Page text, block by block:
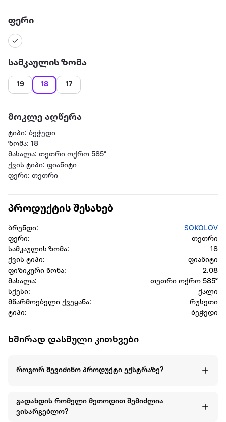
ფერი
სამკაულის ზომა
19 18 17
მოკლე აღწერა
ტიპი: ბეჭედი
ზომა: 18
მასალა: თეთრი ოქრო 585°
ქვის ტიპი: ფიანიტი
ფერი: თეთრი
პროდუქტის შესახებ
ბრენდი:
SOKOLOV
ფერი:
თეთრი
სამკაულის ზომა:
18
ქვის ტიპი:
ფიანიტი
ფიზიკური წონა:
2.08
მასალა:
თეთრი ოქრო 585°
სქესი:
ქალი
მწარმოებელი ქვეყანა:
რუსეთი
ტიპი:
ბეჭედი
ხშირად დასმული კითხვები
როგორ შევიძინო პროდუქტი ექსტრაზე?
გადახდის რომელი მეთოდით შემიძლია
ვისარგებლო?